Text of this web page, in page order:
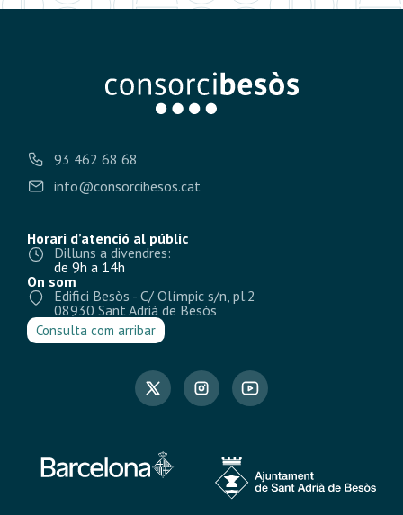
93 462 68 68
info@consorcibesos.cat
Horari d’atenció al públic
Dilluns a divendres:
de 9h a 14h
On som
Edifici Besòs - C/ Olímpic s/n, pl.2
08930 Sant Adrià de Besòs
Consulta com arribar